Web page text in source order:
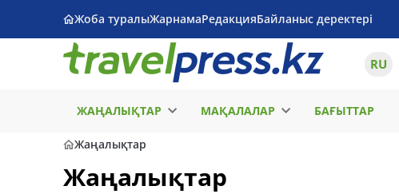
Жоба туралыЖарнамаРедакцияБайланыс деректері
RU
ЖАҢАЛЫҚТАР МАҚАЛАЛАР БАҒЫТТАР
Жаңалықтар
Жаңалықтар